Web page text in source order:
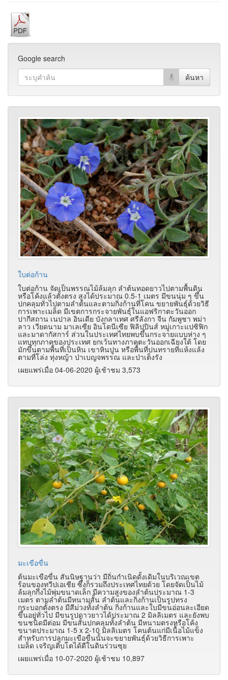
Google search
ใบต่อก้าน
ใบต่อก้าน จัดเป็นพรรณไม้ล้มลุก ลำต้นทอดยาวไปตามพื้นดิน
หรือโค้งแล้วตั้งตรง สูงได้ประมาณ 0.5-1 เมตร มีขนนุ่ม ๆ ขึ้น
ปกคลุมทั่วไปตามลำต้นและตามกิ่งก้านที่โคน ขยายพันธุ์ด้วยวิธี
การเพาะเมล็ด มีเขตการกระจายพันธุ์ในแอฟริกาตะวันออก
ปากีสถาน เนปาล อินเดีย บังกลาเทศ ศรีลังกา จีน กัมพูชา พม่า
ลาว เวียดนาม มาเลเซีย อินโดนีเซีย ฟิลิปปินส์ หมู่เกาะแปซิฟิก
และมาดากัสการ์ ส่วนในประเทศไทยพบขึ้นกระจายแบบห่าง ๆ
แทบทุกภาคของประเทศ ยกเว้นทางภาคตะวันออกเฉียงใต้ โดย
มักขึ้นตามพื้นที่เป็นหิน เขาหินปูน หรือพื้นที่ปนทรายที่แห้งแล้ง
ตามที่โล่ง ทุ่งหญ้า ป่าเบญจพรรณ และป่าเต็งรัง
เผยแพร่เมื่อ 04-06-2020 ผู้เช้าชม 3,573
มะเขือขื่น
ต้นมะเขือขื่น สันนิษฐานว่า มีถิ่นกำเนิดดั้งเดิมในบริเวณเขต
ร้อนของทวีปเอเชีย ซึ่งก็รวมถึงประเทศไทยด้วย โดยจัดเป็นไม้
ล้มลุกกึ่งไม้พุ่มขนาดเล็ก มีความสูงของลำต้นประมาณ 1-3
เมตร ตามลำต้นมีหนามสั้น ลำต้นและกิ่งก้านเป็นรูปทรง
กระบอกตั้งตรง มีสีม่วงทั้งลำต้น กิ่งก้านและใบมีขนอ่อนละเอียด
ขึ้นอยู่ทั่วไป มีขนรูปดาวยาวได้ประมาณ 2 มิลลิเมตร และยังพบ
ขนชนิดมีต่อม มีขนสั้นปกคลุมทั้งลำต้น มีหนามตรงหรือโค้ง
ขนาดประมาณ 1-5 x 2-10 มิลลิเมตร โคนต้นแก่มีเนื้อไม้แข็ง
สำหรับการปลูกมะเขือขื่นนั้นจะขยายพันธุ์ด้วยวิธีการเพาะ
เมล็ด เจริญเติบโตได้ดีในดินร่วนซุย
เผยแพร่เมื่อ 10-07-2020 ผู้เช้าชม 10,897